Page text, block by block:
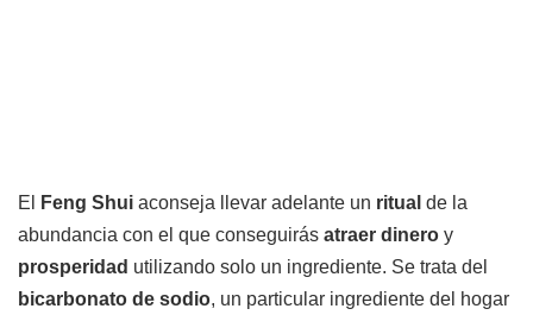
El Feng Shui aconseja llevar adelante un ritual de la
abundancia con el que conseguirás atraer dinero y
prosperidad utilizando solo un ingrediente. Se trata del
bicarbonato de sodio, un particular ingrediente del hogar